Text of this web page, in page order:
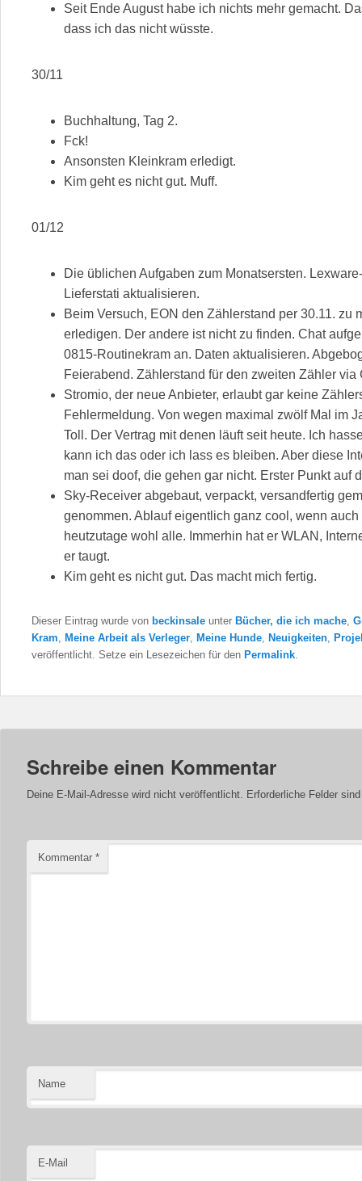
Seit Ende August habe ich nichts mehr gemacht.
dass ich das nicht wüsste.
30/11
Buchhaltung, Tag 2.
Fck!
Ansonsten Kleinkram erledigt.
Kim geht es nicht gut. Muff.
01/12
Die üblichen Aufgaben zum Monatsersten.
Lieferstati aktualisieren.
Beim Versuch, EON den Zählerstand per 30.11. zu
erledigen. Der andere ist nicht zu finden. Chat
0815-Routinekram an. Daten aktualisieren.
Feierabend. Zählerstand für den zweiten Zähler via
Stromio, der neue Anbieter, erlaubt gar keine
Fehlermeldung. Von wegen maximal zwölf Mal im
Toll. Der Vertrag mit denen läuft seit heute. Ich
kann ich das oder ich lass es bleiben. Aber diese
man sei doof, die gehen gar nicht. Erster Punkt auf
Sky-Receiver abgebaut, verpackt, versandfertig
genommen. Ablauf eigentlich ganz cool, wenn
heutzutage wohl alle. Immerhin hat er WLAN,
er taugt.
Kim geht es nicht gut. Das macht mich fertig.
Dieser Eintrag wurde von beckinsale unter Bücher, die ich mache
Kram Meine Arbeit als Verleger Meine Hunde Neuigkeiten
veröffentlicht. Setze ein Lesezeichen für den Permalink
Schreibe einen Kommentar
Deine E-Mail-Adresse wird nicht veröffentlicht. Erforderliche Felder
Kommentar *
Name
E-Mail